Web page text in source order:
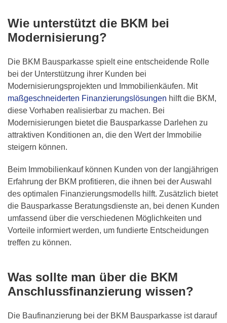
Wie unterstützt die BKM bei
Modernisierung?
Die BKM Bausparkasse spielt eine entscheidende Rolle
bei der Unterstützung ihrer Kunden bei
Modernisierungsprojekten und Immobilienkäufen. Mit
maßgeschneiderten Finanzierungslösungen hilft die BKM,
diese Vorhaben realisierbar zu machen. Bei
Modernisierungen bietet die Bausparkasse Darlehen zu
attraktiven Konditionen an, die den Wert der Immobilie
steigern können.
Beim Immobilienkauf können Kunden von der langjährigen
Erfahrung der BKM profitieren, die ihnen bei der Auswahl
des optimalen Finanzierungsmodells hilft. Zusätzlich bietet
die Bausparkasse Beratungsdienste an, bei denen Kunden
umfassend über die verschiedenen Möglichkeiten und
Vorteile informiert werden, um fundierte Entscheidungen
treffen zu können.
Was sollte man über die BKM
Anschlussfinanzierung wissen?
Die Baufinanzierung bei der BKM Bausparkasse ist darauf